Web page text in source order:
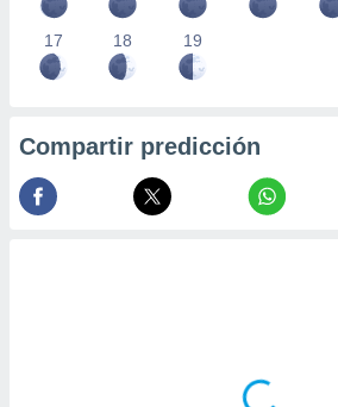
17 18 19
Compartir predicción